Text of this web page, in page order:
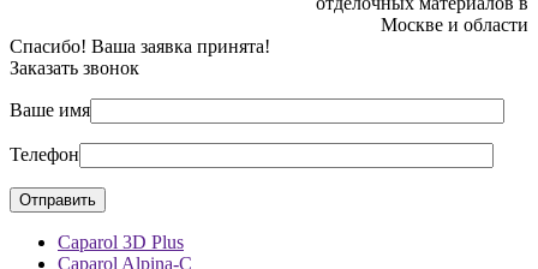
Москве и области
Спасибо! Ваша заявка принята!
Заказать звонок
Ваше имя
Телефон
Caparol 3D Plus
Caparol Alpina-C